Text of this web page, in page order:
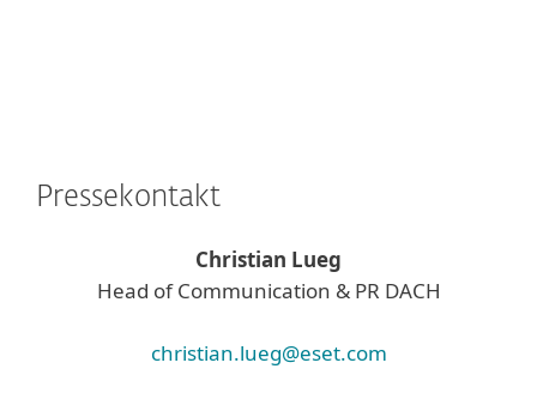
Pressekontakt
Christian Lueg
Head of Communication & PR DACH
christian.lueg@eset.com